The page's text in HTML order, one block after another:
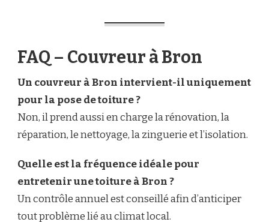
FAQ – Couvreur à Bron
Un couvreur à Bron intervient-il uniquement
pour la pose de toiture ?
Non, il prend aussi en charge la rénovation, la
réparation, le nettoyage, la zinguerie et l’isolation.
Quelle est la fréquence idéale pour
entretenir une toiture à Bron ?
Un contrôle annuel est conseillé afin d’anticiper
tout problème lié au climat local.